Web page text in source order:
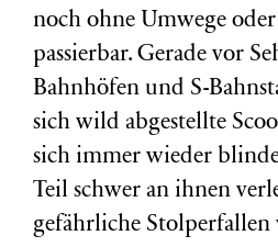
noch ohne Umwege
passierbar. Gerade vor
Bahnhöfen und S-
sich wild abgestellte
sich immer wieder
Teil schwer an ihnen
gefährliche Stolperfallen